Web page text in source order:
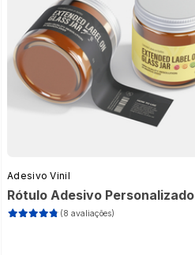
Adesivo Vinil
Rótulo Adesivo Personalizado
(8 avaliações)